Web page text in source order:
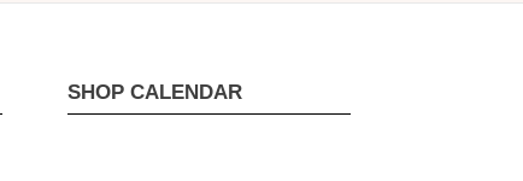
SHOP CALENDAR